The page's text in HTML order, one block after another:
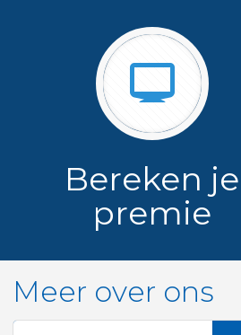
Bereken je
premie
Meer over ons